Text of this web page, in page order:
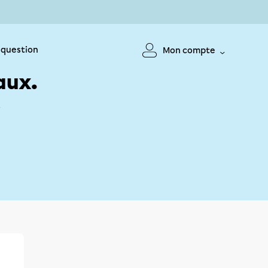
Mon compte